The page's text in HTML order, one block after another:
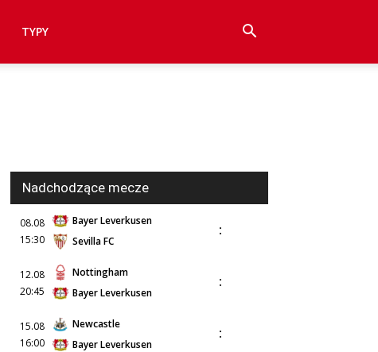
TYPY
Nadchodzące mecze
08.08
15:30
Bayer Leverkusen
Sevilla FC
:
12.08
20:45
Nottingham
Bayer Leverkusen
:
15.08
16:00
Newcastle
Bayer Leverkusen
: